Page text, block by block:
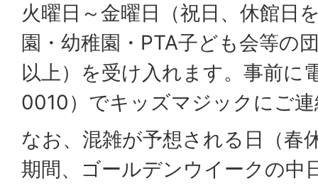
火曜日～金曜日（祝日、休館日
園・幼稚園・PTA子ども会等の
以上）を受け入れます。事前
0010）でキッズマジックにご
なお、混雑が予想される日（春
期間、ゴールデンウイークの中